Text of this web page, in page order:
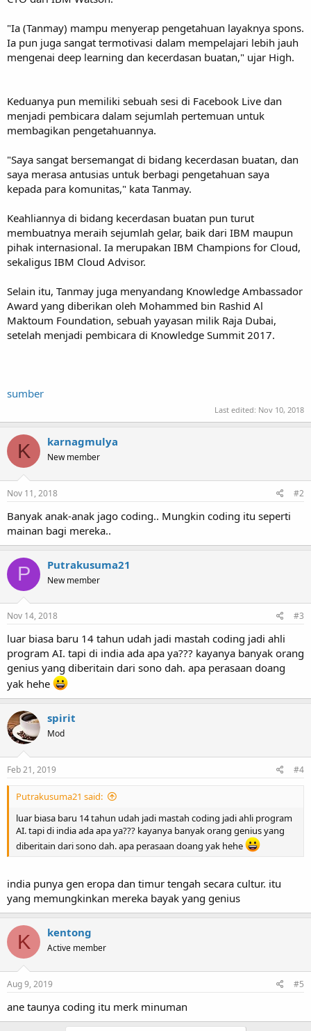
"Ia (Tanmay) mampu menyerap pengetahuan layaknya spons.
Ia pun juga sangat termotivasi dalam mempelajari lebih jauh
mengenai deep learning dan kecerdasan buatan," ujar High.
Keduanya pun memiliki sebuah sesi di Facebook Live dan
menjadi pembicara dalam sejumlah pertemuan untuk
membagikan pengetahuannya.
"Saya sangat bersemangat di bidang kecerdasan buatan, dan
saya merasa antusias untuk berbagi pengetahuan saya
kepada para komunitas," kata Tanmay.
Keahliannya di bidang kecerdasan buatan pun turut
membuatnya meraih sejumlah gelar, baik dari IBM maupun
pihak internasional. Ia merupakan IBM Champions for Cloud,
sekaligus IBM Cloud Advisor.
Selain itu, Tanmay juga menyandang Knowledge Ambassador
Award yang diberikan oleh Mohammed bin Rashid Al
Maktoum Foundation, sebuah yayasan milik Raja Dubai,
setelah menjadi pembicara di Knowledge Summit 2017.
sumber
Last edited: Nov 10, 2018
K karnagmulya
New member
Nov 11, 2018 #2
Banyak anak-anak jago coding.. Mungkin coding itu seperti
mainan bagi mereka..
P Putrakusuma21
New member
Nov 14, 2018 #3
luar biasa baru 14 tahun udah jadi mastah coding jadi ahli
program AI. tapi di india ada apa ya??? kayanya banyak orang
genius yang diberitain dari sono dah. apa perasaan doang
yak hehe
spirit
Mod
Feb 21, 2019 #4
Putrakusuma21 said:
luar biasa baru 14 tahun udah jadi mastah coding jadi ahli program
AI. tapi di india ada apa ya??? kayanya banyak orang genius yang
diberitain dari sono dah. apa perasaan doang yak hehe
india punya gen eropa dan timur tengah secara cultur. itu
yang memungkinkan mereka bayak yang genius
K kentong
Active member
Aug 9, 2019 #5
ane taunya coding itu merk minuman